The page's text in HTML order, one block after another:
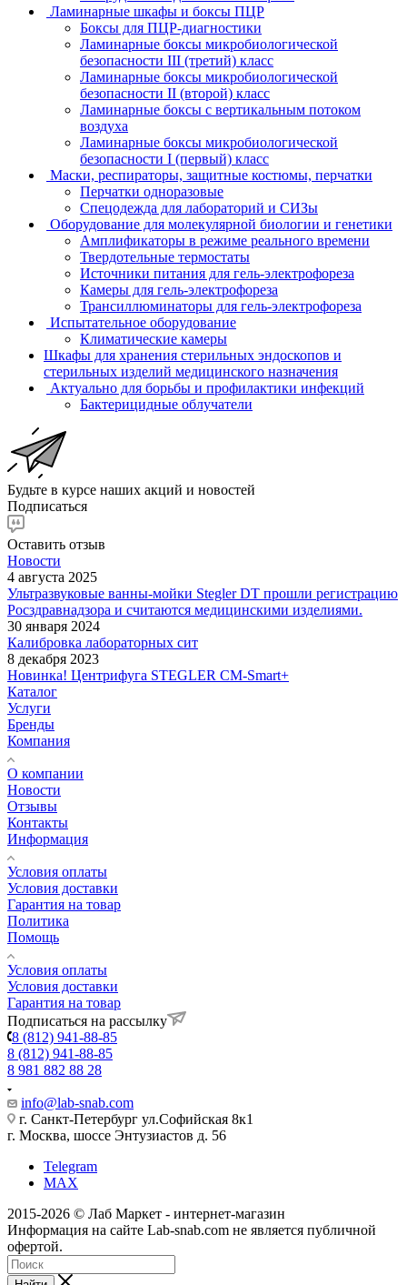
Ламинарные шкафы и боксы ПЦР
Боксы для ПЦР-диагностики
Ламинарные боксы микробиологической
безопасности III (третий) класс
Ламинарные боксы микробиологической
безопасности II (второй) класс
Ламинарные боксы с вертикальным потоком
воздуха
Ламинарные боксы микробиологической
безопасности I (первый) класс
Маски, респираторы, защитные костюмы, перчатки
Перчатки одноразовые
Спецодежда для лабораторий и СИЗы
Оборудование для молекулярной биологии и генетики
Амплификаторы в режиме реального времени
Твердотельные термостаты
Источники питания для гель-электрофореза
Камеры для гель-электрофореза
Трансиллюминаторы для гель-электрофореза
Испытательное оборудование
Климатические камеры
Шкафы для хранения стерильных эндоскопов и
стерильных изделий медицинского назначения
Актуально для борьбы и профилактики инфекций
Бактерицидные облучатели
Будьте в курсе наших акций и новостей
Подписаться
Оставить отзыв
Новости
4 августа 2025
Ультразвуковые ванны-мойки Stegler DT прошли регистрацию
Росздравнадзора и считаются медицинскими изделиями.
30 января 2024
Калибровка лабораторных сит
8 декабря 2023
Новинка! Центрифуга STEGLER CM-Smart+
Каталог
Услуги
Бренды
Компания
О компании
Новости
Отзывы
Контакты
Информация
Условия оплаты
Условия доставки
Гарантия на товар
Политика
Помощь
Условия оплаты
Условия доставки
Гарантия на товар
Подписаться на рассылку
8 (812) 941-88-85
8 (812) 941-88-85
8 981 882 88 28
info@lab-snab.com
г. Санкт-Петербург ул.Софийская 8к1
г. Москва, шоссе Энтузиастов д. 56
Telegram
MAX
2015-2026 © Лаб Маркет - интернет-магазин
Информация на сайте Lab-snab.com не является публичной
офертой.